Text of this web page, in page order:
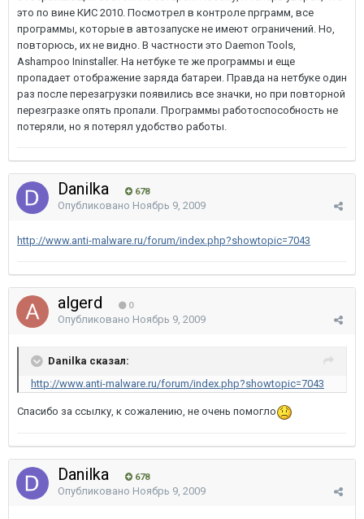
это по вине КИС 2010. Посмотрел в контроле прграмм, все
программы, которые в автозапуске не имеют ограничений. Но,
повторюсь, их не видно. В частности это Daemon Tools,
Ashampoo Ininstaller. На нетбуке те же программы и еще
пропадает отображение заряда батареи. Правда на нетбуке один
раз после перезагрузки появились все значки, но при повторной
перезгразке опять пропали. Программы работоспособность не
потеряли, но я потерял удобство работы.
Danilka 678
Опубликовано Ноябрь 9, 2009
http://www.anti-malware.ru/forum/index.php?showtopic=7043
algerd 0
Опубликовано Ноябрь 9, 2009
Danilka сказал:
http://www.anti-malware.ru/forum/index.php?showtopic=7043
Спасибо за ссылку, к сожалению, не очень помогло
Danilka 678
Опубликовано Ноябрь 9, 2009